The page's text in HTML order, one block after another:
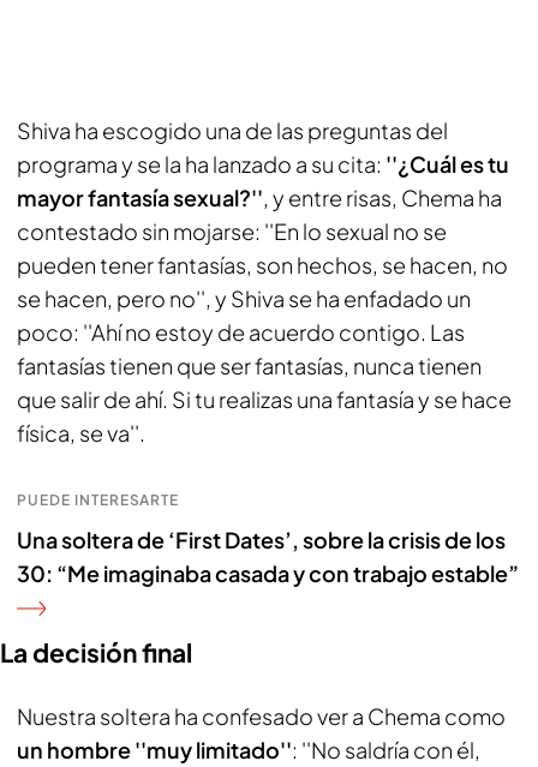
Shiva ha escogido una de las preguntas del
programa y se la ha lanzado a su cita: ''¿Cuál es tu
mayor fantasía sexual?'', y entre risas, Chema ha
contestado sin mojarse: ''En lo sexual no se
pueden tener fantasías, son hechos, se hacen, no
se hacen, pero no'', y Shiva se ha enfadado un
poco: ''Ahí no estoy de acuerdo contigo. Las
fantasías tienen que ser fantasías, nunca tienen
que salir de ahí. Si tu realizas una fantasía y se hace
física, se va''.
PUEDE INTERESARTE
Una soltera de ‘First Dates’, sobre la crisis de los
30: “Me imaginaba casada y con trabajo estable”
La decisión final
Nuestra soltera ha confesado ver a Chema como
un hombre ''muy limitado'': ''No saldría con él,